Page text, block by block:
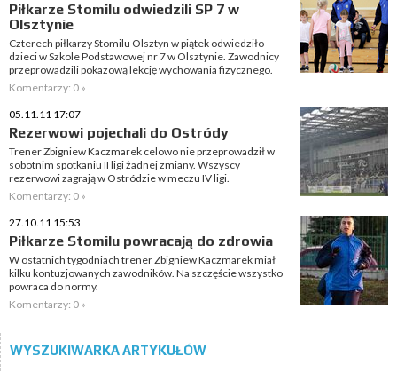
Piłkarze Stomilu odwiedzili SP 7 w
Olsztynie
Czterech piłkarzy Stomilu Olsztyn w piątek odwiedziło
dzieci w Szkole Podstawowej nr 7 w Olsztynie. Zawodnicy
przeprowadzili pokazową lekcję wychowania fizycznego.
Komentarzy: 0 »
05.11.11 17:07
Rezerwowi pojechali do Ostródy
Trener Zbigniew Kaczmarek celowo nie przeprowadził w
sobotnim spotkaniu II ligi żadnej zmiany. Wszyscy
rezerwowi zagrają w Ostródzie w meczu IV ligi.
Komentarzy: 0 »
27.10.11 15:53
Piłkarze Stomilu powracają do zdrowia
W ostatnich tygodniach trener Zbigniew Kaczmarek miał
kilku kontuzjowanych zawodników. Na szczęście wszystko
powraca do normy.
Komentarzy: 0 »
WYSZUKIWARKA ARTYKUŁÓW